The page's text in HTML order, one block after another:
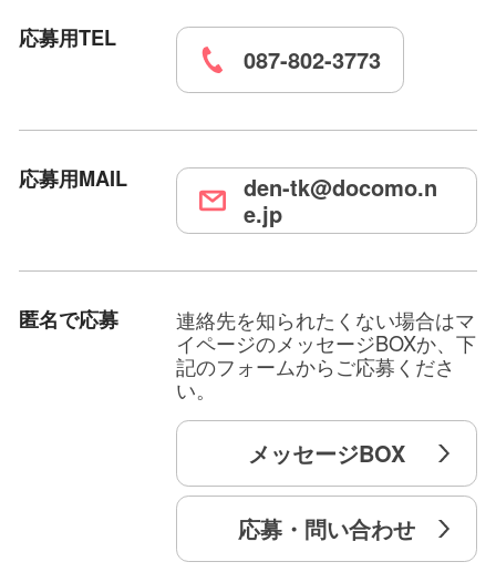
応募用TEL
087-802-3773
応募用MAIL
den-tk@docomo.n
e.jp
匿名で応募
連絡先を知られたくない場合はマ
イページのメッセージBOXか、下
記のフォームからご応募くださ
い。
メッセージBOX
応募・問い合わせ